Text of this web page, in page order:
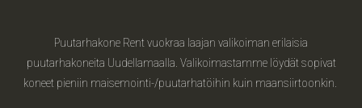
Puutarhakone Rent vuokraa laajan valikoiman erilaisia
puutarhakoneita Uudellamaalla. Valikoimastamme löydät sopivat
koneet pieniin maisemointi-/puutarhatöihin kuin maansiirtoonkin.